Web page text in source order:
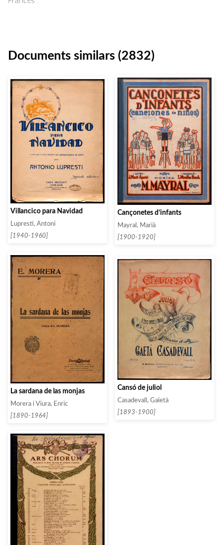
Documents similars (2832)
Villancico para Navidad
Lupresti, Antoni
[1940-1960]
Cançonetes d’infants
Mayral, Marià
[1900-1920]
La sardana de las monjas
Morera i Viura, Enric
[1890-1964]
Cansó de juliol
Casadevall, Gaietà
[1893-1900]